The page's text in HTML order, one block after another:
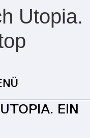
Utopia.
EIN